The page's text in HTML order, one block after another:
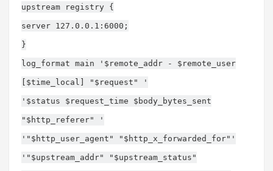
upstream registry {
server 127.0.0.1:6000;
}
log_format main '$remote_addr - $remote_user
[$time_local] "$request" '
'$status $request_time $body_bytes_sent
"$http_referer" '
'"$http_user_agent" "$http_x_forwarded_for"'
'"$upstream_addr" "$upstream_status"